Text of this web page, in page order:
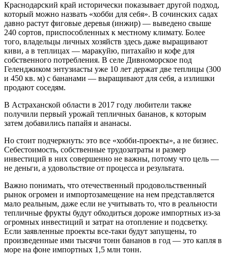
Краснодарский край исторически показывает другой подход,
который можно назвать «хобби для себя». В сочинских садах
давно растут фиговые деревья (инжир) — выведено свыше
240 сортов, приспособленных к местному климату. Более
того, владельцы личных хозяйств здесь даже выращивают
киви, а в теплицах — маракуйю, питахайю и кофе для
собственного потребления. В селе Дивноморское под
Геленджиком энтузиасты уже 10 лет держат две теплицы (300
и 450 кв. м) с бананами — выращивают для себя, а излишки
продают соседям.
В Астраханской области в 2017 году любители также
получили первый урожай тепличных бананов, к которым
затем добавились папайя и ананасы.
Но стоит подчеркнуть: это все «хобби-проекты», а не бизнес.
Себестоимость, собственные трудозатраты и размер
инвестиций в них совершенно не важны, потому что цель —
не деньги, а удовольствие от процесса и результата.
Важно понимать, что отечественный продовольственный
рынок огромен и импортозамещение на нем представляется
мало реальным, даже если не учитывать то, что в реальности
тепличные фрукты будут обходиться дороже импортных из-за
огромных инвестиций и затрат на отопление и подсветку.
Если заявленные проекты все-таки будут запущены, то
произведенные ими тысячи тонн бананов в год — это капля в
море на фоне импортных 1,5 млн тонн.